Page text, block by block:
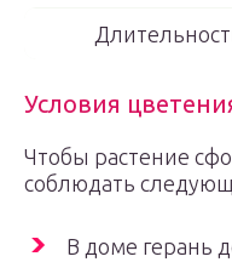
Условия
Чтобы растение
соблюдать
В доме герань